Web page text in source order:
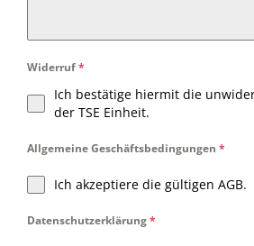
Widerruf*
Ich bestätige hiermit die
der TSE Einheit.
Allgemeine Geschäftsbedingungen *
Ich akzeptiere die gültigen AGB.
Datenschutzerklärung*